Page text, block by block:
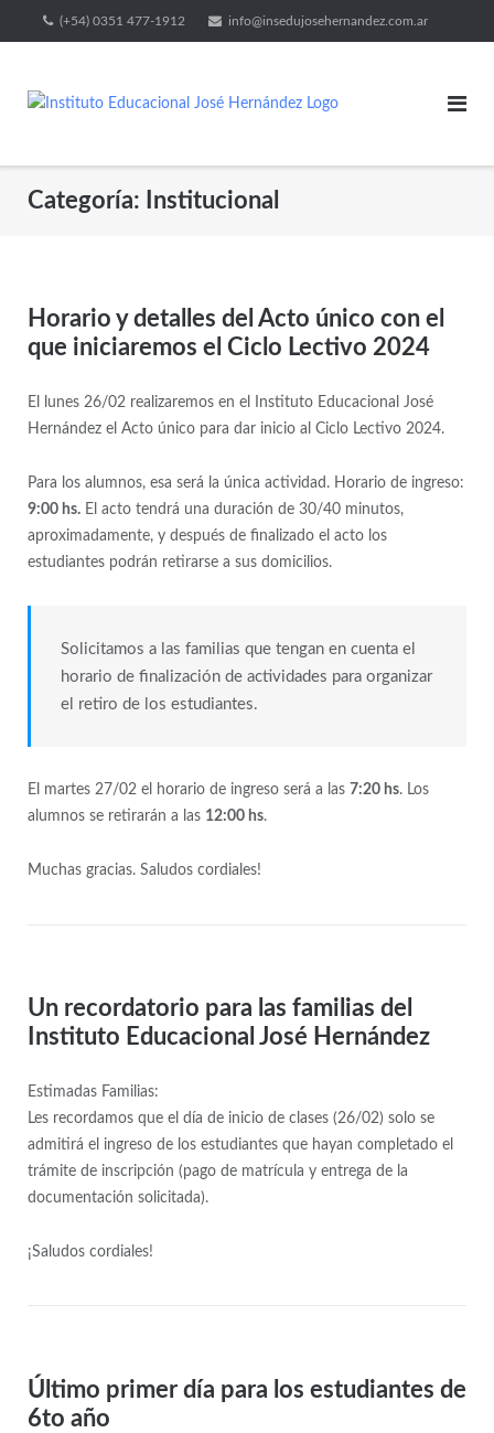
(+54) 0351 477-1912 info@insedujosehernandez.com.ar
Categoría: Institucional
Horario y detalles del Acto único con el
que iniciaremos el Ciclo Lectivo 2024
El lunes 26/02 realizaremos en el Instituto Educacional José
Hernández el Acto único para dar inicio al Ciclo Lectivo 2024.
Para los alumnos, esa será la única actividad. Horario de ingreso:
9:00 hs.El acto tendrá una duración de 30/40 minutos,
aproximadamente, y después de finalizado el acto los
estudiantes podrán retirarse a sus domicilios.
Solicitamos a las familias que tengan en cuenta el
horario de finalización de actividades para organizar
el retiro de los estudiantes.
El martes 27/02 el horario de ingreso será a las 7:20 hs. Los
alumnos se retirarán a las 12:00 hs.
Muchas gracias. Saludos cordiales!
Un recordatorio para las familias del
Instituto Educacional José Hernández
Estimadas Familias:
Les recordamos que el día de inicio de clases (26/02) solo se
admitirá el ingreso de los estudiantes que hayan completado el
trámite de inscripción (pago de matrícula y entrega de la
documentación solicitada).
¡Saludos cordiales!
Último primer día para los estudiantes de
6to año